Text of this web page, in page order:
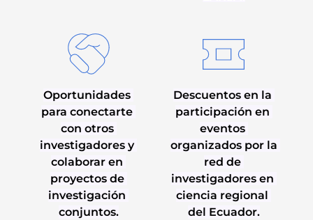
Oportunidades
para conectarte
con otros
investigadores y
colaborar en
proyectos de
investigación
conjuntos.
Descuentos en la
participación en
eventos
organizados por la
red de
investigadores en
ciencia regional
del Ecuador.